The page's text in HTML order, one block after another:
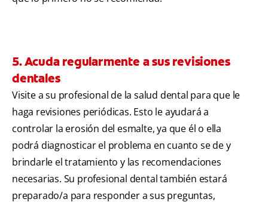
5. Acuda regularmente a sus revisiones
dentales
Visite a su profesional de la salud dental para que le
haga revisiones periódicas. Esto le ayudará a
controlar la erosión del esmalte, ya que él o ella
podrá diagnosticar el problema en cuanto se de y
brindarle el tratamiento y las recomendaciones
necesarias. Su profesional dental también estará
preparado/a para responder a sus preguntas,